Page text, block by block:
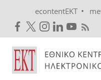
econtentEKT •